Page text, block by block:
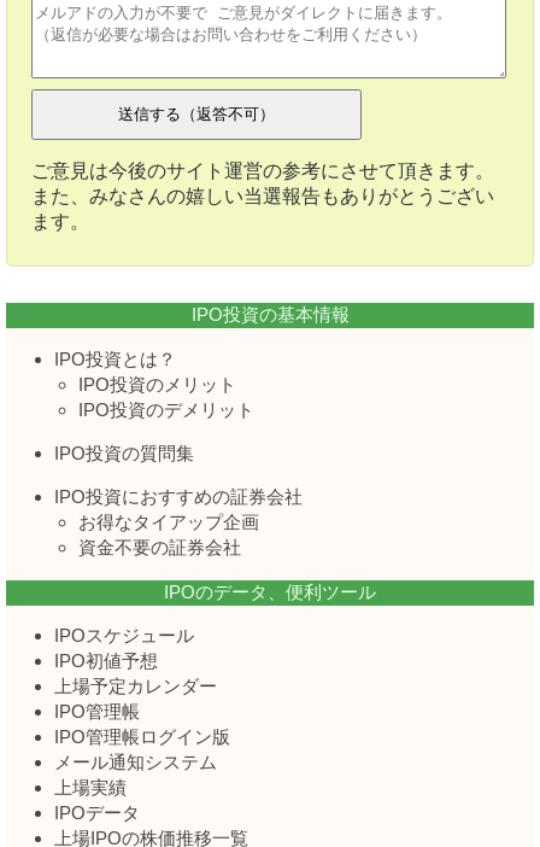
ご意見は今後のサイト運営の参考にさせて頂きます。
また、みなさんの嬉しい当選報告もありがとうござい
ます。
IPO投資の基本情報
IPO投資とは？
IPO投資のメリット
IPO投資のデメリット
IPO投資の質問集
IPO投資におすすめの証券会社
お得なタイアップ企画
資金不要の証券会社
IPOのデータ、便利ツール
IPOスケジュール
IPO初値予想
上場予定カレンダー
IPO管理帳
IPO管理帳ログイン版
メール通知システム
上場実績
IPOデータ
上場IPOの株価推移一覧